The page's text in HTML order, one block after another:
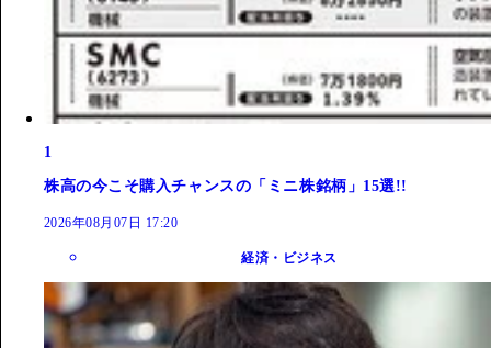
1
株高の今こそ購入チャンスの「ミニ株銘柄」15選!!
2026年08月07日 17:20
経済・ビジネス